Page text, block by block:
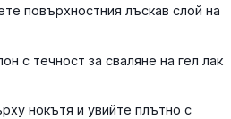
повърхностния лъскав слой на
с течност за сваляне на гел лак
нокътя и увийте плътно с